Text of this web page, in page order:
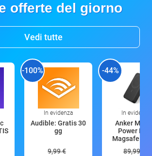
offerte del giorno
Vedi tutte
-100%
In evidenza
Audible: Gratis 30
gg
9,99 €
-44%
In evidenza
Anker
Power
Magsafe
89,99 €